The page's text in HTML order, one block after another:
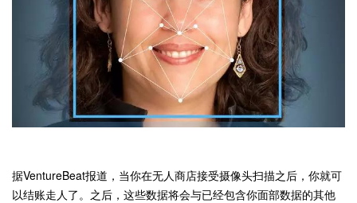
据VentureBeat报道，当你在无人商店接受摄像头扫描之后，你就可
以结账走人了。之后，这些数据将会与已经包含你面部数据的其他